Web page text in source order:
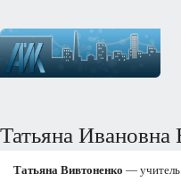
Татьяна Ивановна
Татьяна Вивтоненко — учитель